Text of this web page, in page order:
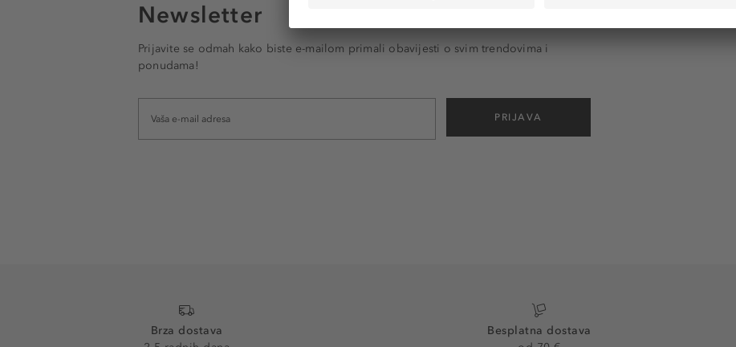
Newsletter
Prijavite se odmah kako biste e-mailom primali obavijesti o svim trendovima i
ponudama!
PRIJAVA
Brza dostava
Besplatna dostava